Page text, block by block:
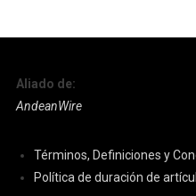
Aliado de:
AndeanWire
Términos, Definiciones y
Política de duración de